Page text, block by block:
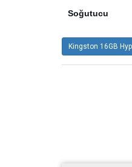
Soğutucu
Kingston 16GB